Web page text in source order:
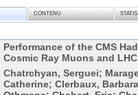
CONTENU
Performance of the CMS
Cosmic Ray Muons and
Chatrchyan, Serguei;
Catherine; Clerbaux,